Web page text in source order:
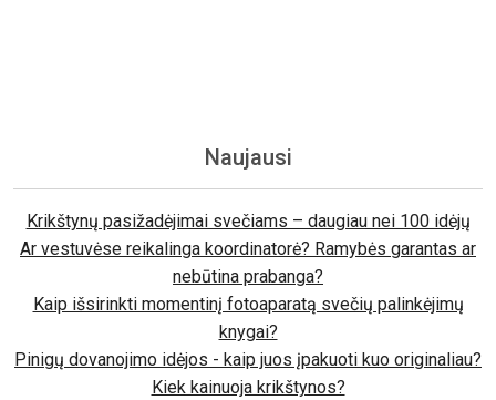
Naujausi
Krikštynų pasižadėjimai svečiams – daugiau nei 100 idėjų
Ar vestuvėse reikalinga koordinatorė? Ramybės garantas ar
nebūtina prabanga?
Kaip išsirinkti momentinį fotoaparatą svečių palinkėjimų
knygai?
Pinigų dovanojimo idėjos - kaip juos įpakuoti kuo originaliau?
Kiek kainuoja krikštynos?